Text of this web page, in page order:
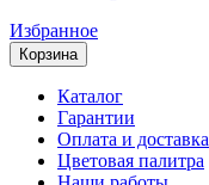
Избранное
Корзина
Каталог
Гарантии
Оплата и доставка
Цветовая палитра